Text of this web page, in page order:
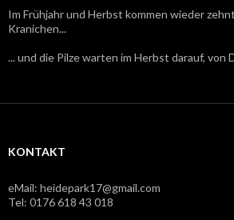
Im Frühjahr und Herbst kommen wieder
Kranichen...
... und die Pilze warten im Herbst darauf, von
KONTAKT
eMail: heidepark17@gmail.com
Tel: 0176 618 43 018